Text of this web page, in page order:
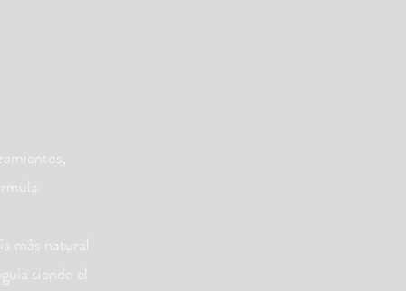
más natural.
siendo el